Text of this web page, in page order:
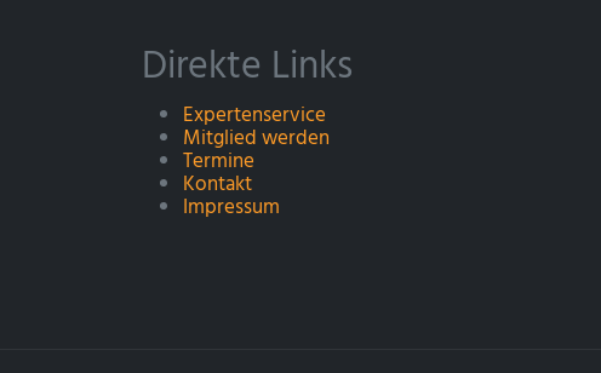
Direkte Links
Expertenservice
Mitglied werden
Termine
Kontakt
Impressum